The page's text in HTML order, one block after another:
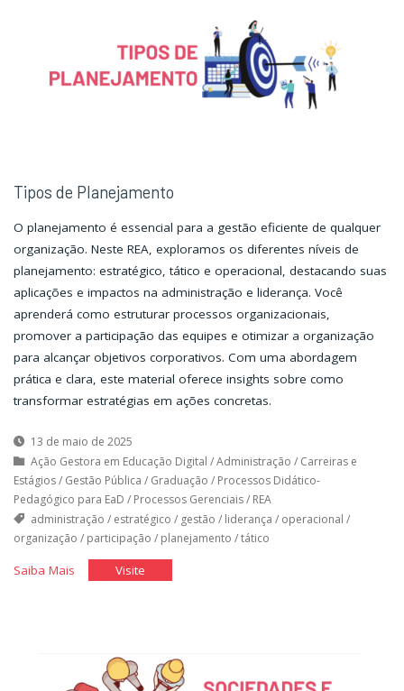
I"
Tipos de Planejamento
O planejamento é essencial para a gestão eficiente de qualquer
organização. Neste REA, exploramos os diferentes níveis de
planejamento: estratégico, tático e operacional, destacando suas
aplicações e impactos na administração e liderança. Você
aprenderá como estruturar processos organizacionais,
promover a participação das equipes e otimizar a organização
para alcançar objetivos corporativos. Com uma abordagem
prática e clara, este material oferece insights sobre como
transformar estratégias em ações concretas.
13 de maio de 2025
Ação Gestora em Educação Digital /Administração / Carreiras e
Estágios/ Gestão Pública / Graduação / Processos Didático-
Pedagógico para EaD / Processos Gerenciais/ REA
administração / estratégico / gestão / liderança / operacional /
organização / participação / planejamento /tático
Saiba Mais"Tipos
Visite"Tipos